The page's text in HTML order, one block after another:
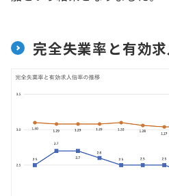
完全失業率と有効